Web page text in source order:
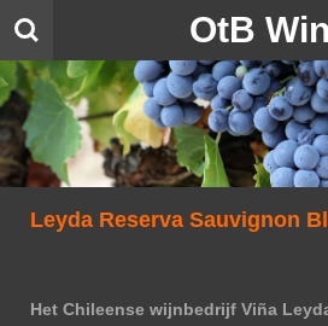
Ga
naar
de
hoofdinhoud
OtB
Leyda Reserva Sauvignon
Het Chileense wijnbedrijf Viña